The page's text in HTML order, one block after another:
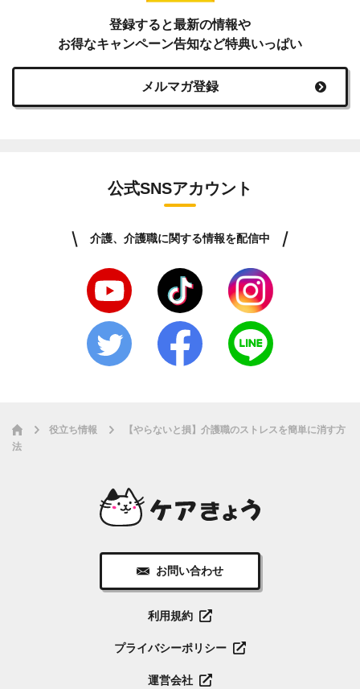
登録すると最新の情報や
お得なキャンペーン告知など特典いっぱい
メルマガ登録
公式SNSアカウント
介護、介護職に関する情報を配信中
役立ち情報
【やらないと損】介護職のストレスを簡単に消す方
法
お問い合わせ
利用規約
プライバシーポリシー
運営会社